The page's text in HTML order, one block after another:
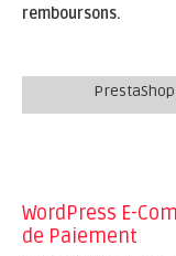
remboursons.
WordPress E-
de Paiement